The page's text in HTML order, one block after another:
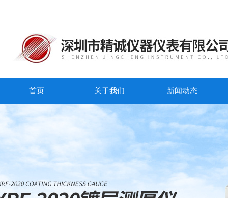
首页 关于我们 新闻动态